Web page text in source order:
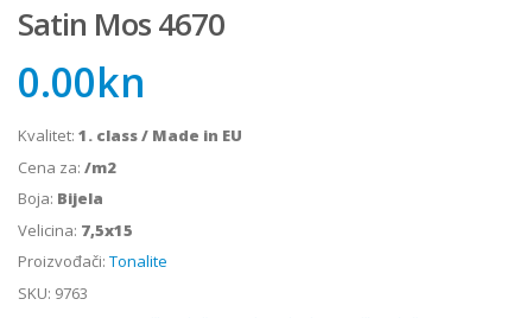
Satin Mos 4670
0.00kn
Kvalitet: 1. class / Made in EU
Cena za: /m2
Boja: Bijela
Velicina: 7,5x15
Proizvođači: Tonalite
SKU: 9763